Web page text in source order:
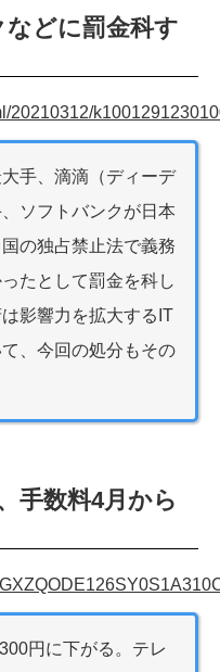
どに罰金科す
20210312/
手、滴滴（ディーデ
ソフトバンクが日本
の独占禁止法で義務
たとして罰金を科し
影響力を拡大するIT
、今回の処分もその
手数料4月から
円に下がる。テレ